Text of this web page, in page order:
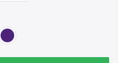
Unisex Premium Hoodie